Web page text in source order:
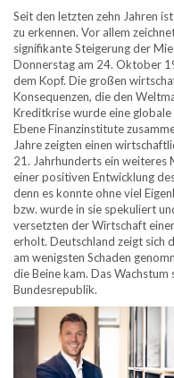
Seit den letzten zehn Jahren
zu erkennen. Vor allem
signifikante Steigerung der
Donnerstag am 24. Oktober
dem Kopf. Die großen
Konsequenzen, die den
Kreditkrise wurde eine
Ebene Finanzinstitute
Jahre zeigten einen
21. Jahrhunderts ein weiteres
einer positiven Entwicklung
denn es konnte ohne viel
bzw. wurde in sie spekuliert
versetzten der Wirtschaft
erholt. Deutschland zeigt sich
am wenigsten Schaden
die Beine kam. Das
Bundesrepublik.